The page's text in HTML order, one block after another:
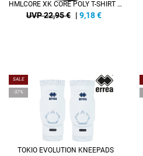
HMLCORE XK CORE POLY T-SHIRT S/S
UVP 22,95 € | 9,18€
SALE
-37%
TOKIO EVOLUTION KNEEPADS